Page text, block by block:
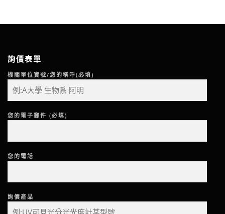
詢價表單
機關單位寶號/您的稱呼(必填)
您的電子郵件 (必填)
您的電話
詢價產品